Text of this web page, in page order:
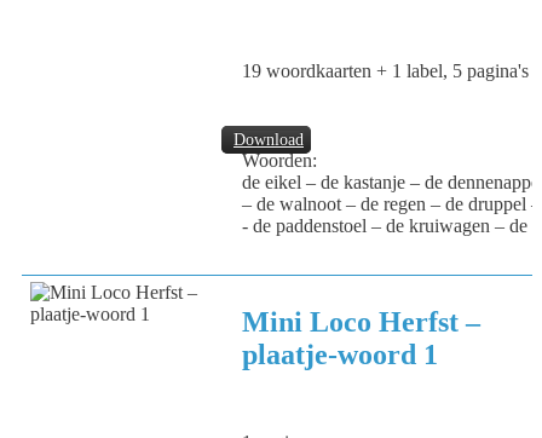
Download
19 woordkaarten + 1 label, 5 pagina's
Woorden:
de eikel – de kastanje – de
– de walnoot – de regen – de druppel
- de paddenstoel – de kruiwagen – de
Mini Loco Herfst –
plaatje-woord 1